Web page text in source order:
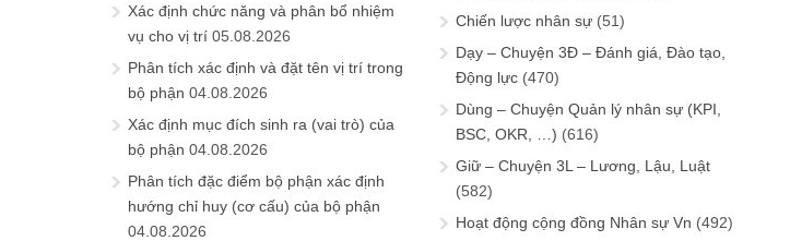
Xác định chức năng và phân bổ nhiệm
vụ cho vị trí 05.08.2026
Phân tích xác định và đặt tên vị trí trong
bộ phận 04.08.2026
Xác định mục đích sinh ra (vai trò) của
bộ phận 04.08.2026
Phân tích đặc điểm bộ phận xác định
hướng chỉ huy (cơ cấu) của bộ phận
04.08.2026
Chiến lược nhân sự (51)
Dạy – Chuyện 3Đ – Đánh giá, Đào tạo,
Động lực (470)
Dùng – Chuyện Quản lý nhân sự (KPI,
BSC, OKR, …) (616)
Giữ – Chuyện 3L – Lương, Lậu, Luật
(582)
Hoạt động cộng đồng Nhân sự Vn (492)